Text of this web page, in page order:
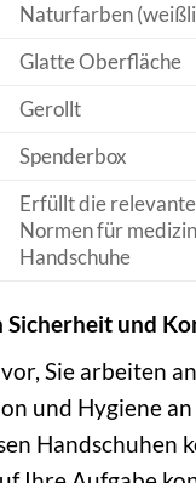
Naturfarben
Glatte Oberfläche
Gerollt
Spenderbox
Erfüllt die
Normen für
Handschuhe
Sicherheit und
Sie arbeiten
und Hygiene
Handschuhen